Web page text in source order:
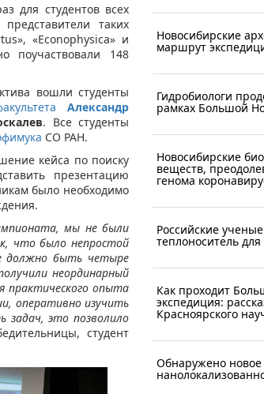
для студентов всех
таких
«Econophysica» и
поучаствовали 148
вошли студенты
Александр
. Все студенты
СО РАН.
кейса по поиску
презентацию
было необходимо
мы не были
что было непростой
должно быть четыре
неординарный
практического опыта
оперативно изучить
задач, это позволило
студент
Новосибирские
маршрут
Гидробиологи
рамках Большой
Новосибирские
веществ,
генома
Российские
теплоноситель
Как проходит
экспедиция:
Красноярского
Обнаружено новое